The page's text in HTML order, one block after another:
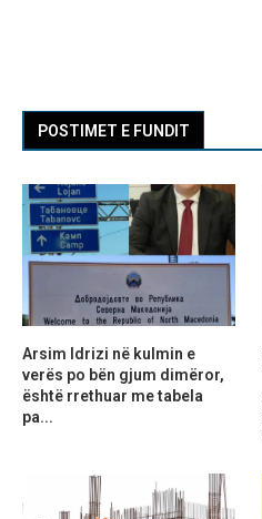
POSTIMET E FUNDIT
Arsim Idrizi në kulmin e
verës po bën gjum dimëror,
është rrethuar me tabela
pa...